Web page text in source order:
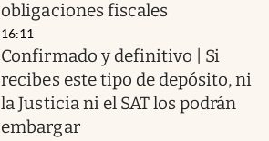
obligaciones fiscales
16:11
Confirmado y definitivo | Si
recibes este tipo de depósito, ni
la Justicia ni el SAT los podrán
embargar